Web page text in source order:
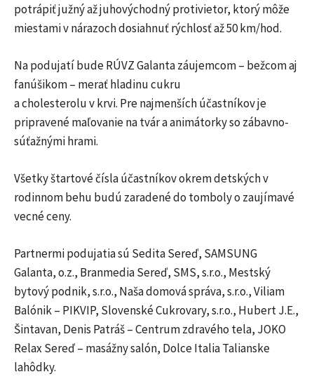
potrápiť južný až juhovýchodný protivietor, ktorý môže
miestami v nárazoch dosiahnuť rýchlosť až 50 km/hod.
Na podujatí bude RÚVZ Galanta záujemcom – bežcom aj
fanúšikom – merať hladinu cukru
a cholesterolu v krvi. Pre najmenších účastníkov je
pripravené maľovanie na tvár a animátorky so zábavno-
súťažnými hrami.
Všetky štartové čísla účastníkov okrem detských v
rodinnom behu budú zaradené do tomboly o zaujímavé
vecné ceny.
Partnermi podujatia sú Sedita Sereď, SAMSUNG
Galanta, o.z., Branmedia Sereď, SMS, s.r.o., Mestský
bytový podnik, s.r.o., Naša domová správa, s.r.o., Viliam
Balónik – PIKVIP, Slovenské Cukrovary, s.r.o., Hubert J.E.,
Šintavan, Denis Patráš – Centrum zdravého tela, JOKO
Relax Sereď – masážny salón, Dolce Italia Talianske
lahôdky.